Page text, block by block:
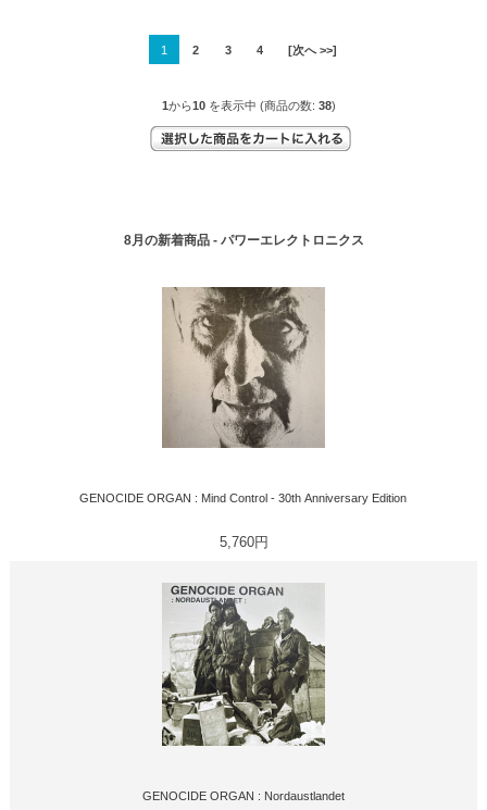
1 2 3 4 [次へ >>]
1から10 を表示中 (商品の数: 38)
8月の新着商品 - パワーエレクトロニクス
GENOCIDE ORGAN : Mind Control - 30th Anniversary Edition
5,760円
GENOCIDE ORGAN : Nordaustlandet